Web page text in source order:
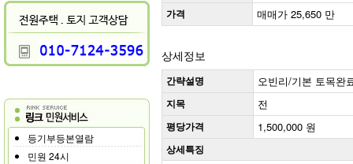
등기부등본열람
민원 24시
가격 매매가 25,650 만
상세정보
간략설명 오빈리/기본 토목완
지목 전
평당가격 1,500,000 원
상세특징